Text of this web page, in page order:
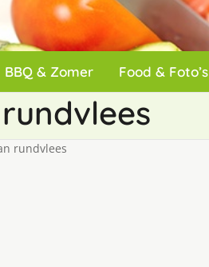
BBQ & Zomer Food & Foto’s
rundvlees